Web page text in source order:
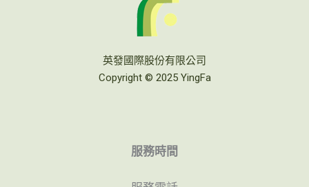
英發國際股份有限公司
Copyright © 2025 YingFa
服務時間